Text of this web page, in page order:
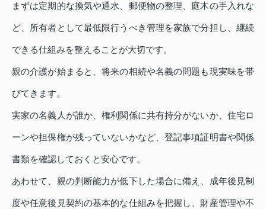
まずは定期的な換気や通水、郵便物の整理、庭木の手入れな
ど、所有者として最低限行うべき管理を家族で分担し、継続
できる仕組みを整えることが大切です。
親の介護が始まると、将来の相続や名義の問題も現実味を帯
びてきます。
実家の名義人が誰か、権利関係に共有持分がないか、住宅ロ
ーンや担保権が残っていないかなど、登記事項証明書や関係
書類を確認しておくと安心です。
あわせて、親の判断能力が低下した場合に備え、成年後見制
度や任意後見契約の基本的な仕組みを把握し、財産管理や不